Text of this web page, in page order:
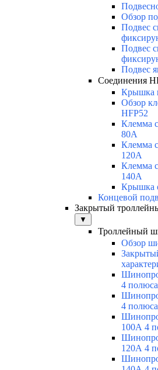
Обзор
Подвес
Подвес
Подвес
Соединения
Крышка
Обзор
HFP52
Клемма
80A
Клемма
120A
Клемма
140A
Крышка
Концевой
Закрытый
▼
Троллейный
Обзор
4 полюса
4 полюса
100А 4
120А 4